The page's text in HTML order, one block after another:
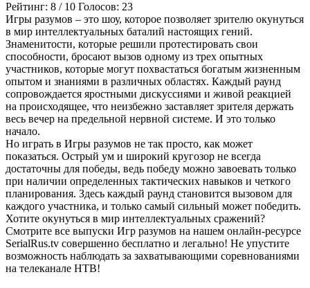
Рейтинг: 8 / 10 Голосов: 23
Игры разумов – это шоу, которое позволяет зрителю окунуться
в мир интеллектуальных баталий настоящих гений.
Знаменитости, которые решили протестировать свои
способности, бросают вызов одному из трех опытных
участников, которые могут похвастаться богатым жизненным
опытом и знаниями в различных областях. Каждый раунд
сопровождается яростными дискуссиями и живой реакцией
на происходящее, что неизбежно заставляет зрителя держать
весь вечер на предельной нервной системе. И это только
начало.
Но играть в Игры разумов не так просто, как может
показаться. Острый ум и широкий кругозор не всегда
достаточны для победы, ведь победу можно завоевать только
при наличии определенных тактических навыков и четкого
планирования. Здесь каждый раунд становится вызовом для
каждого участника, и только самый сильный может победить.
Хотите окунуться в мир интеллектуальных сражений?
Смотрите все выпуски Игр разумов на нашем онлайн-ресурсе
SerialRus.tv совершенно бесплатно и легально! Не упустите
возможность наблюдать за захватывающими соревнованиями
на телеканале НТВ!